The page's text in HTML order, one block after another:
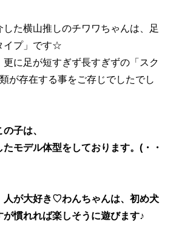
た横山推しのチワワちゃんは、足
イプ」です☆
に足が短すぎず長すぎずの「スク
が存在する事をご存じでしたでし
子は、
モデル体型をしております。(・・
人が大好き♡わんちゃんは、初め犬
が慣れれば楽しそうに遊びます♪